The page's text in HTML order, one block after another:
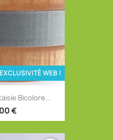
Bicolore...
€
EXCLUSIVITÉ WEB !